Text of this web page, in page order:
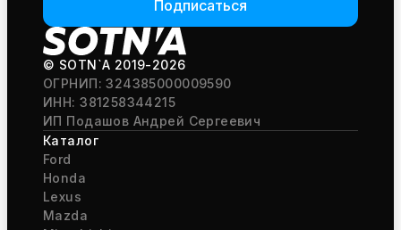
Подписаться
© SOTN`A 2019-2026
ОГРНИП: 324385000009590
ИНН: 381258344215
ИП Подашов Андрей Сергеевич
Каталог
Ford
Honda
Lexus
Mazda